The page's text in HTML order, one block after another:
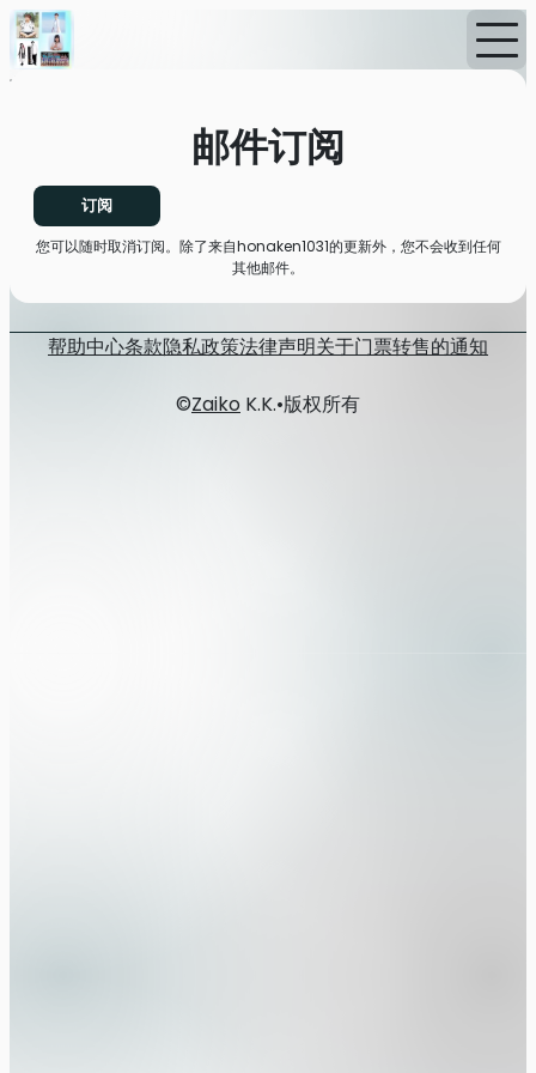
首页
邮件订阅
订阅
您可以随时取消订阅。除了来自honaken1031的更新外，您不会收到任何
其他邮件。
帮助中心条款隐私政策法律声明关于门票转售的通知
©Zaiko K.K.•版权所有